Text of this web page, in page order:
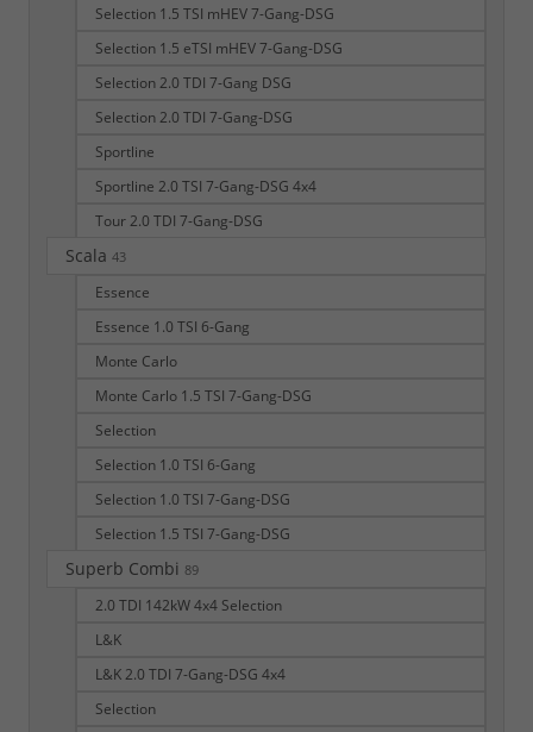
Selection 1.5 TSI mHEV 7-Gang-DSG
Selection 1.5 eTSI mHEV 7-Gang-DSG
Selection 2.0 TDI 7-Gang DSG
Selection 2.0 TDI 7-Gang-DSG
Sportline
Sportline 2.0 TSI 7-Gang-DSG 4x4
Tour 2.0 TDI 7-Gang-DSG
Scala 43
Essence
Essence 1.0 TSI 6-Gang
Monte Carlo
Monte Carlo 1.5 TSI 7-Gang-DSG
Selection
Selection 1.0 TSI 6-Gang
Selection 1.0 TSI 7-Gang-DSG
Selection 1.5 TSI 7-Gang-DSG
Superb Combi 89
2.0 TDI 142kW 4x4 Selection
L&K
L&K 2.0 TDI 7-Gang-DSG 4x4
Selection